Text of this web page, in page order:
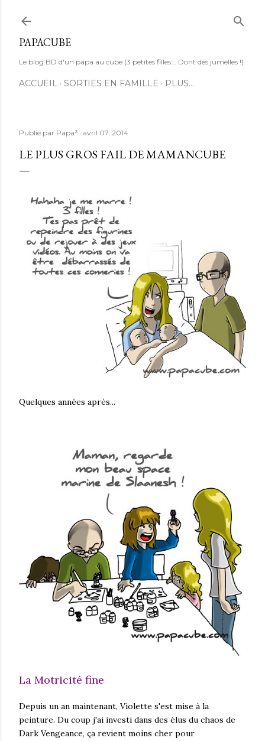
PAPACUBE
Le blog BD d'un papa au cube (3 petites filles... Dont des jumelles !)
ACCUEIL SORTIES EN FAMILLE PLUS…
Publié par Papa³ avril 07, 2014
LE PLUS GROS FAIL DE MAMANCUBE
Quelques années après...
La Motricité fine
Depuis un an maintenant, Violette s'est mise à la
peinture. Du coup j'ai investi dans des élus du chaos de
Dark Vengeance, ça revient moins cher pour